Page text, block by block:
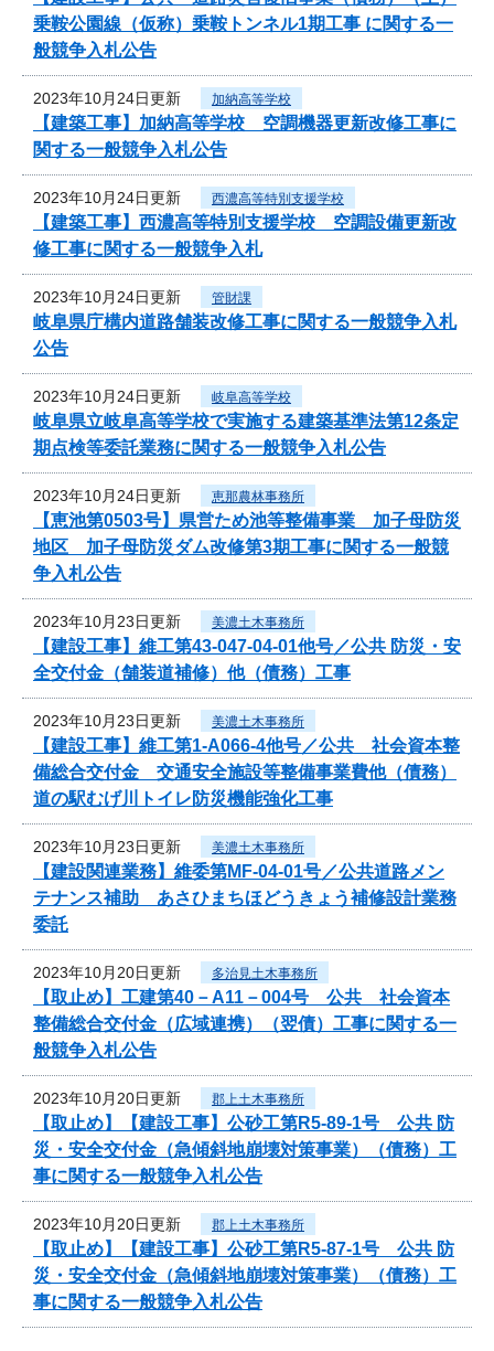
乗鞍公園線（仮称）乗鞍トンネル1期工事 に関する一
般競争入札公告
2023年10月24日更新 加納高等学校
【建築工事】加納高等学校 空調機器更新改修工事に
関する一般競争入札公告
2023年10月24日更新 西濃高等特別支援学校
【建築工事】西濃高等特別支援学校 空調設備更新改
修工事に関する一般競争入札
2023年10月24日更新 管財課
岐阜県庁構内道路舗装改修工事に関する一般競争入札
公告
2023年10月24日更新 岐阜高等学校
岐阜県立岐阜高等学校で実施する建築基準法第12条定
期点検等委託業務に関する一般競争入札公告
2023年10月24日更新 恵那農林事務所
【恵池第0503号】県営ため池等整備事業 加子母防災
地区 加子母防災ダム改修第3期工事に関する一般競
争入札公告
2023年10月23日更新 美濃土木事務所
【建設工事】維工第43-047-04-01他号／公共 防災・安
全交付金（舗装道補修）他（債務）工事
2023年10月23日更新 美濃土木事務所
【建設工事】維工第1-A066-4他号／公共 社会資本整
備総合交付金 交通安全施設等整備事業費他（債務）
道の駅むげ川トイレ防災機能強化工事
2023年10月23日更新 美濃土木事務所
【建設関連業務】維委第MF-04-01号／公共道路メン
テナンス補助 あさひまちほどうきょう補修設計業務
委託
2023年10月20日更新 多治見土木事務所
【取止め】工建第40－A11－004号 公共 社会資本
整備総合交付金（広域連携）（翌債）工事に関する一
般競争入札公告
2023年10月20日更新 郡上土木事務所
【取止め】【建設工事】公砂工第R5-89-1号 公共 防
災・安全交付金（急傾斜地崩壊対策事業）（債務）工
事に関する一般競争入札公告
2023年10月20日更新 郡上土木事務所
【取止め】【建設工事】公砂工第R5-87-1号 公共 防
災・安全交付金（急傾斜地崩壊対策事業）（債務）工
事に関する一般競争入札公告